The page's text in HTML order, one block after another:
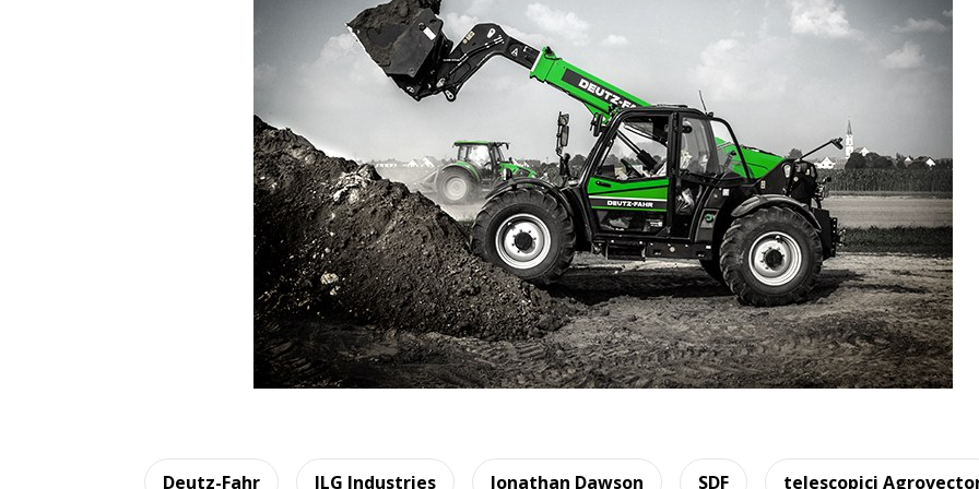
Deutz-Fahr JLG Industries Jonathan Dawson SDF telescopici